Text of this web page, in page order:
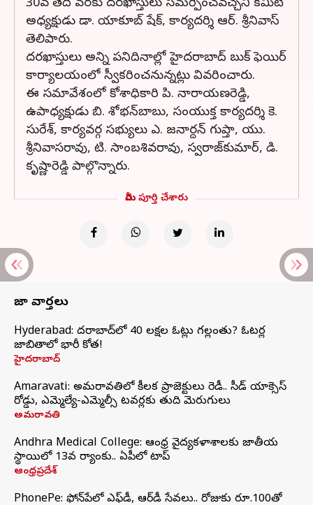
30వ తేదీ వరకు దరఖాస్తులు సమర్పించవచ్చని కమిటీ
అధ్యక్షుడు డా. యాకూబ్‌ షేక్, కార్యదర్శి ఆర్‌. శ్రీనివాస్‌
తెలిపారు.
దరఖాస్తులు అన్ని పనిదినాల్లో హైదరాబాద్‌ బుక్‌ ఫెయిర్‌
కార్యాలయంలో స్వీకరించనున్నట్లు వివరించారు.
ఈ సమావేశంలో కోశాధికారి పి. నారాయణరెడ్డి,
ఉపాధ్యక్షుడు బి. శోభన్‌బాబు, సంయుక్త కార్యదర్శి కె.
సురేశ్, కార్యవర్గ సభ్యులు ఎ. జనార్దన్‌ గుప్తా, యు.
శ్రీనివాసరావు, టి. సాంబశివరావు, స్వరాజ్‌కుమార్, డి.
కృష్ణారెడ్డి పాల్గొన్నారు.
మీరు పూర్తి చేశారు
తాజా వార్తలు
Hyderabad: హైదరాబాద్‌లో 40 లక్షల ఓట్లు గల్లంతు? ఓటర్ల
జాబితాలో భారీ కోత!
హైదరాబాద్
Amaravati: అమరావతిలో కీలక ప్రాజెక్టులు రెడీ.. సీడ్‌ యాక్సెస్‌
రోడ్డు, ఎమ్మెల్యే-ఎమ్మెల్సీ టవర్లకు తుది మెరుగులు
అమరావతి
Andhra Medical College: ఆంధ్ర వైద్యకళాశాలకు జాతీయ
స్థాయిలో 13వ ర్యాంకు.. ఏపీలో టాప్
ఆంధ్రప్రదేశ్
PhonePe: ఫోన్‌పేలో ఎఫ్‌డీ, ఆర్‌డీ సేవలు.. రోజుకు రూ.100తో